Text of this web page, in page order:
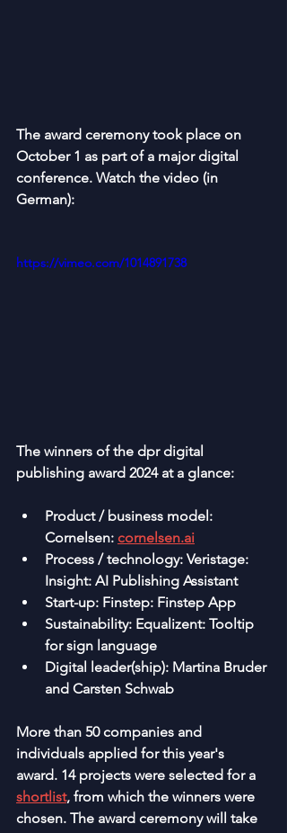
The award ceremony took place on
October 1 as part of a major digital
conference. Watch the video (in
German):
https://vimeo.com/1014891738
The winners of the dpr digital
publishing award 2024 at a glance:
Product / business model:
Cornelsen: cornelsen.ai
Process / technology: Veristage:
Insight: AI Publishing Assistant
Start-up: Finstep: Finstep App
Sustainability: Equalizent: Tooltip
for sign language
Digital leader(ship): Martina Bruder
and Carsten Schwab
More than 50 companies and
individuals applied for this year's
award. 14 projects were selected for a
shortlist, from which the winners were
chosen. The award ceremony will take